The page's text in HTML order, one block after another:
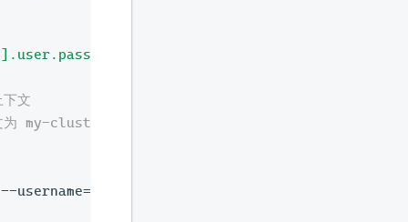
文
为 my-cluster-name
=